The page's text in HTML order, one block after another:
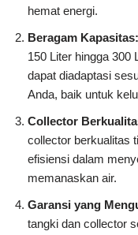
hemat energi.
Beragam Kapasitas:
150 Liter hingga 300
dapat diadaptasi
Anda, baik untuk
Collector
collector berkualitas
efisiensi dalam
memanaskan air.
Garansi yang
tangki dan collector